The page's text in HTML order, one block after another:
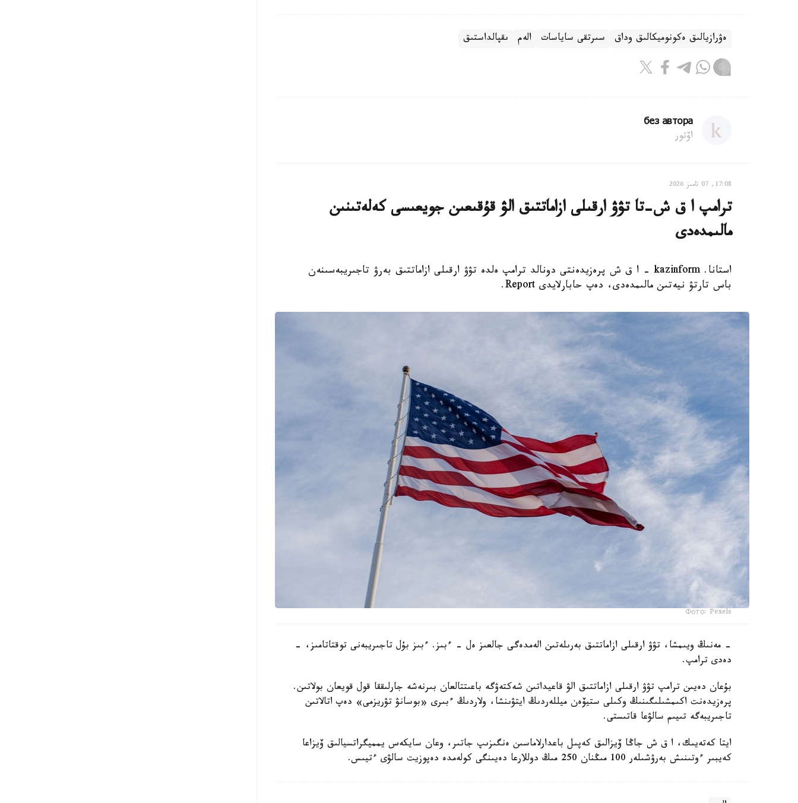
ەۋرازيالىق ەكونوميكالىق وداق سىرتقى ساياسات الەم ىقپالداستىق
без автора
اۆتور
17:08, 07 تامىز 2026
ترامپ ا ق ش-تا تۋۋ ارقىلى ازاماتتىق الۋ قۇقىعىن جويعىسى كەلەتىنىن
مالىمدەدى
استانا. kazinform - ا ق ش پرەزيدەنتى دونالد ترامپ ەلدە تۋۋ ارقىلى ازاماتتىق بەرۋ تاجىريبەسىنەن
باس تارتۋ نيەتىن مالىمدەدى، دەپ حابارلايدى Report.
Фото: Pexels
- مەنىڭ ويىمشا، تۋۋ ارقىلى ازاماتتىق بەرىلەتىن الەمدەگى جالعىز ەل - ءبىز. ءبىز بۇل تاجىريبەنى توقتاتامىز، -
دەدى ترامپ.
بۇعان دەيىن ترامپ تۋۋ ارقىلى ازاماتتىق الۋ قاعيداتىن شەكتەۋگە باعىتتالعان بىرنەشە جارلىققا قول قويعان بولاتىن.
پرەزيدەنت اكىمشىلىگىنىڭ وكىلى ستيۆەن ميللەردىڭ ايتۋىنشا، ولاردىڭ ءبىرى «بوسانۋ تۋريزمى» دەپ اتالاتىن
تاجىريبەگە تىيىم سالۋعا قاتىستى.
ايتا كەتەيىك، ا ق ش جاڭا ۆيزالىق كەپىل باعدارلاماسىن ەنگىزىپ جاتىر، وعان سايكەس يمميگراتسيالىق ۆيزاعا
كەيبىر ءوتىنىش بەرۋشىلەر 100 مىڭنان 250 مىڭ دوللارعا دەيىنگى كولەمدە دەپوزيت سالۋى ءتيىس.